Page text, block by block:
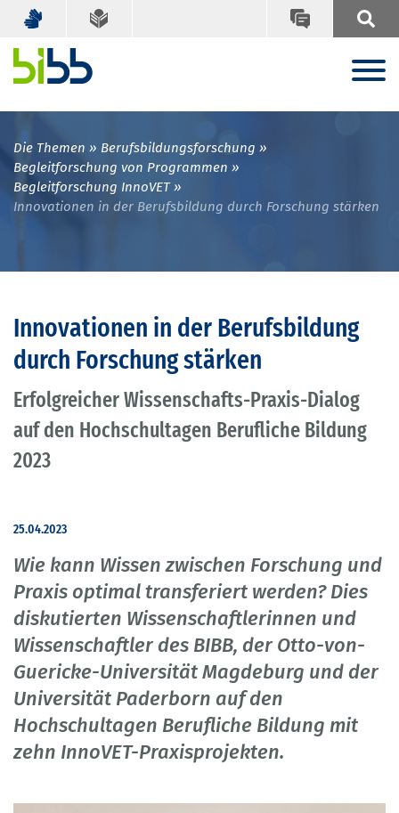
Die Themen
Berufsbildungsforschung
Begleitforschung von Programmen
Begleitforschung InnoVET
Innovationen in der Berufsbildung durch Forschung stärken
Innovationen in der Berufsbildung
durch Forschung stärken
Erfolgreicher Wissenschafts-Praxis-Dialog
auf den Hochschultagen Berufliche Bildung
2023
25.04.2023
Wie kann Wissen zwischen Forschung und
Praxis optimal transferiert werden? Dies
diskutierten Wissenschaftlerinnen und
Wissenschaftler des BIBB, der Otto-von-
Guericke-Universität Magdeburg und der
Universität Paderborn auf den
Hochschultagen Berufliche Bildung mit
zehn InnoVET-Praxisprojekten.